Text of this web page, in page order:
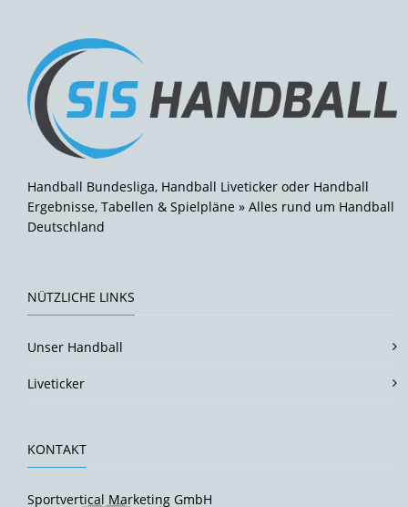
Handball Bundesliga, Handball Liveticker oder Handball
Ergebnisse, Tabellen & Spielpläne » Alles rund um Handball
Deutschland
NÜTZLICHE LINKS
Unser Handball
Liveticker
KONTAKT
Sportvertical Marketing GmbH